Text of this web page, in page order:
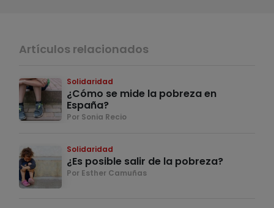
Artículos relacionados
Solidaridad
¿Cómo se mide la pobreza en
España?
Por Sonia Recio
Solidaridad
¿Es posible salir de la pobreza?
Por Esther Camuñas